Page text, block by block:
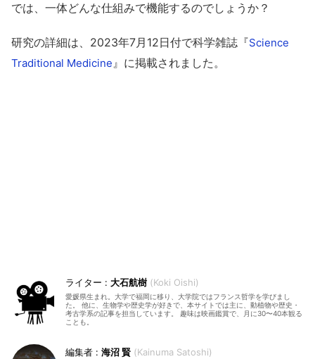
では、一体どんな仕組みで機能するのでしょうか？
研究の詳細は、2023年7月12日付で科学雑誌『Science
Traditional Medicine』に掲載されました。
大石航樹 Koki Oishi
愛媛県生まれ。大学で福岡に移り、大学院ではフランス哲学を学びまし
た。 他に、生物学や歴史学が好きで、本サイトでは主に、動植物や歴史・
考古学系の記事を担当しています。 趣味は映画鑑賞で、月に30〜40本観る
ことも。
海沼 賢 Kainuma Satoshi